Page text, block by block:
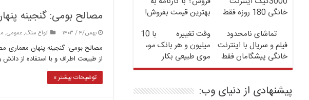
مصالح بومی: گنجینه
بهمن/۴ / ۱۴۰۳ انواع سنگ,عمومی,
مصالح بومی: گنجینه پنهان معماری
از طبیعت اطراف و با استفاده از
توضیحات بیشتر »
خانگی 180 روزه فقط
بهترین قیمت بفروش!
تماشای نامحدود
فیلم و سریال با اینترنت
خانگی پیشگامان فقط
ماهی 100
وقت تغییره
با 10
میلیون و هر بانک مو،
موی طبیعی بکار
پیشنهادی از دنیای وب: